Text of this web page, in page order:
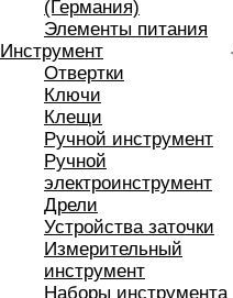
(Германия)
Элементы питания
Инструмент
Отвертки
Ключи
Клещи
Ручной инструмент
Ручной
электроинструмент
Дрели
Устройства заточки
Измерительный
инструмент
Наборы инструмента